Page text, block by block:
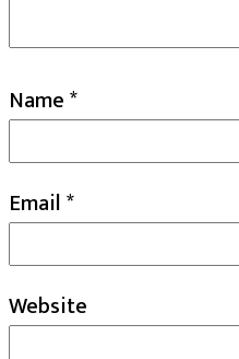
Name*
Email*
Website